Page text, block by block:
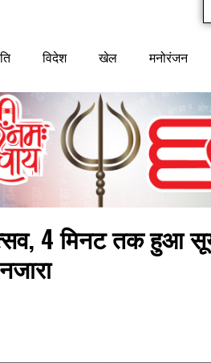
विदेश खेल मनोरंजन
4 मिनट तक हुआ